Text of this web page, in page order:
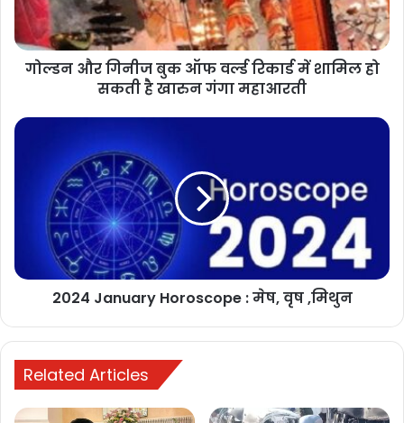
November 8, 2025
तुर्की में परफ्यूम डिपो में भीषण आग, 6 लोगों
की मौत, 1 घायल
गोल्डन और गिनीज बुक ऑफ वर्ल्ड रिकार्ड में शामिल हो
सकती है खारुन गंगा महाआरती
2024 January Horoscope : मेष, वृष ,मिथुन
Related Articles